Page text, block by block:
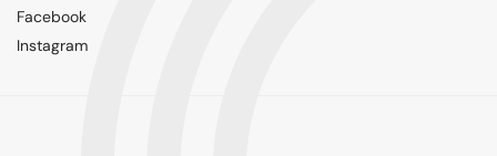
Facebook
Instagram